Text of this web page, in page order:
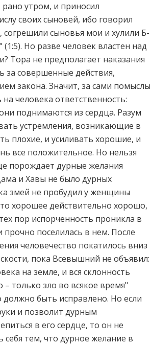
рано утром, и приносил
своих сыновей, ибо говорил
сыновья мои и хулили Б-
(1:5). Но разве человек властен над
Тора не предполагает наказания
за совершенные действия,
закона. Значит, за сами помыслы
человека ответственность:
поднимаются из сердца. Разум
устремления, возникающие в
плохие, и усиливать хорошие, и
все положительное. Но нельзя
порождает дурные желания
и Хавы не было дурных
змей не пробудил у женщины
хорошее действительно хорошо,
пор испорченность проникла в
прочно поселилась в нем. После
человечество покатилось вниз
пока Всевышний не объявил:
на земле, и вся склонность
– только зло во всякое время"
должно быть исправлено. Но если
и позволит дурным
в его сердце, то он не
себя тем, что дурное желание в